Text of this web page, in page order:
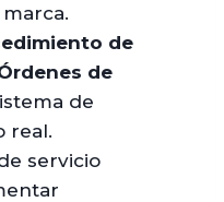
de
de
de
real.
servicio